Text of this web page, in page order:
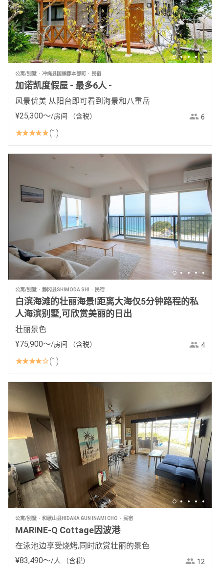
公寓/别墅 冲绳县国頭郡本部町 民宿
加诺凯度假屋 - 最多6人 -
风景优美 从阳台即可看到海景和八重岳
¥25,300〜/房间 （含税） 6
1
公寓/别墅 静冈县SHIMODA SHI 民宿
白滨海滩的壮丽海景!距离大海仅5分钟路程的私
人海滨别墅,可欣赏美丽的日出
壮丽景色
¥75,900〜/房间 （含税） 4
1
公寓/别墅 和歌山县HIDAKA GUN INAMI CHO 民宿
MARINE-Q Cottage因波港
在泳池边享受烧烤,同时欣赏壮丽的景色
¥83,490〜/人 （含税） 12